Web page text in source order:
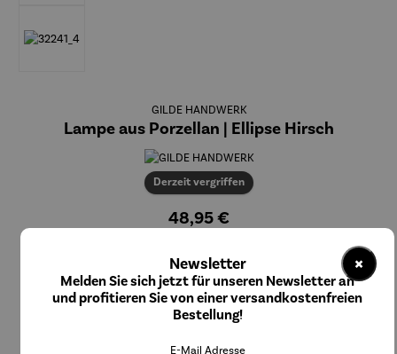
GILDE HANDWERK
Lampe aus Porzellan | Ellipse Hirsch
Derzeit vergriffen
48,95 €
Nicht mehr verfügbar
×
Newsletter
Melden Sie sich jetzt für unseren Newsletter an
und profitieren Sie von einer versandkostenfreien
Bestellung!
E-Mail Adresse